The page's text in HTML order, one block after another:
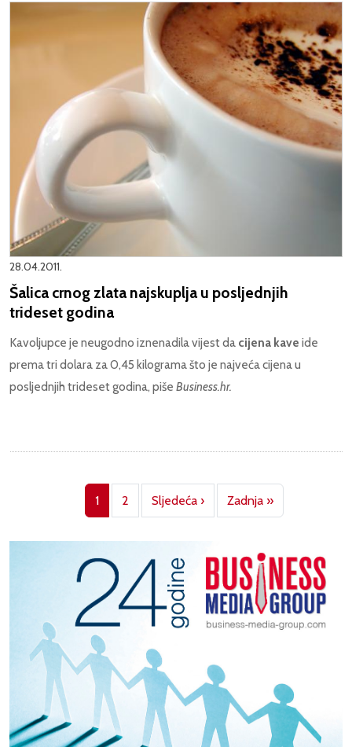
28.04.2011.
Šalica crnog zlata najskuplja u posljednjih
trideset godina
Kavoljupce je neugodno iznenadila vijest da cijena kave ide
prema tri dolara za 0,45 kilograma što je najveća cijena u
posljednjih trideset godina, piše Business.hr.
1 2 Sljedeća ›Next page
Zadnja »Last page